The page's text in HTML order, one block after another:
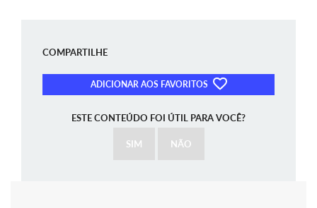
COMPARTILHE
ADICIONAR AOS FAVORITOS
ESTE CONTEÚDO FOI ÚTIL PARA VOCÊ?
SIM NÃO